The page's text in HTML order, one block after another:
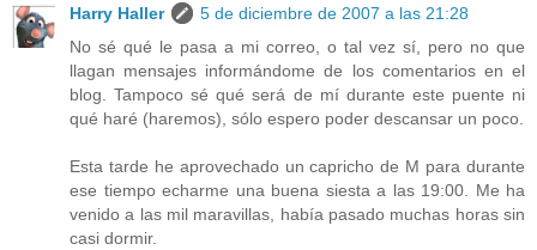
Harry Haller
5 de diciembre de 2007 a las 21:28
No sé qué le pasa a mi correo, o tal vez sí, pero no que
llagan mensajes informándome de los comentarios en el
blog. Tampoco sé qué será de mí durante este puente ni
qué haré (haremos), sólo espero poder descansar un poco.
Esta tarde he aprovechado un capricho de M para durante
ese tiempo echarme una buena siesta a las 19:00. Me ha
venido a las mil maravillas, había pasado muchas horas sin
casi dormir.